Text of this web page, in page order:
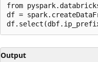
from
df =
Output